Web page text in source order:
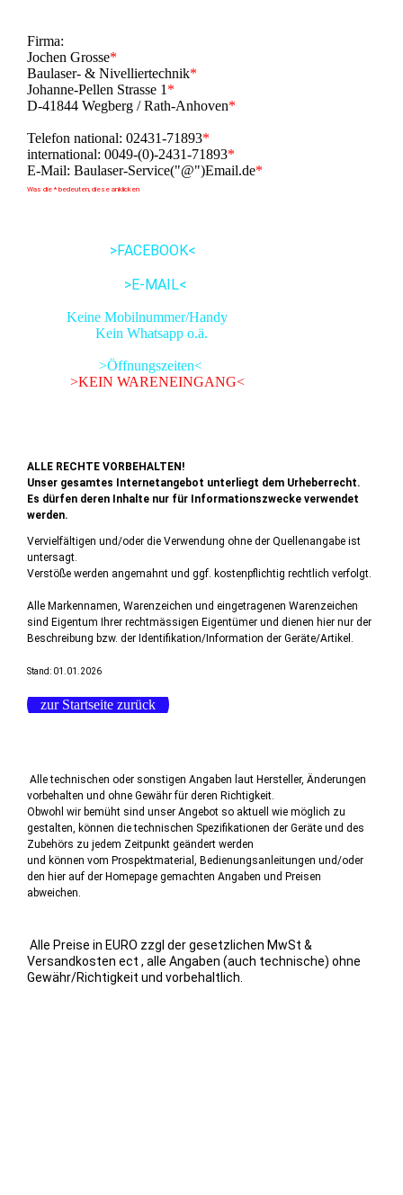
Firma:
Jochen Grosse*
Baulaser- & Nivelliertechnik*
Johanne-Pellen Strasse 1 *
D-41844 Wegberg / Rath-Anhoven*
Telefon national: 02431-71893*
international: 0049-(0)-2431-71893*
E-Mail: Baulaser-Service("@")Email.de*
Was die * bedeuten, diese anklicken
>FACEBOOK<
>E-MAIL<
Keine Mobilnummer/Handy
Kein Whatsapp o.ä.
>Öffnungszeiten<
>KEIN WARENEINGANG<
ALLE RECHTE VORBEHALTEN!
Unser gesamtes Internetangebot unterliegt dem Urheberrecht.
Es dürfen deren Inhalte nur für Informationszwecke verwendet
werden.
Vervielfältigen und/oder die Verwendung ohne der Quellenangabe ist
untersagt.
Verstöße werden angemahnt und ggf. kostenpflichtig rechtlich verfolgt.
Alle Markennamen, Warenzeichen und eingetragenen Warenzeichen
sind Eigentum Ihrer rechtmässigen Eigentümer und dienen hier nur der
Beschreibung bzw. der Identifikation/Information der Geräte/Artikel.
Stand: 01.01.2026
zur Startseite zurück
Alle technischen oder sonstigen Angaben laut Hersteller, Änderungen
vorbehalten und ohne Gewähr für deren Richtigkeit.
Obwohl wir bemüht sind unser Angebot so aktuell wie möglich zu
gestalten, können die technischen Spezifikationen der Geräte und des
Zubehörs zu jedem Zeitpunkt geändert werden
und können vom Prospektmaterial, Bedienungsanleitungen und/oder
den hier auf der Homepage gemachten Angaben und Preisen
abweichen.
Alle Preise in EURO zzgl der gesetzlichen MwSt &
Versandkosten ect , alle Angaben (auch technische) ohne
Gewähr/Richtigkeit und vorbehaltlich.